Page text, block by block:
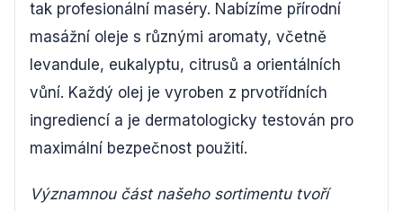
tak profesionální maséry. Nabízíme přírodní
masážní oleje s různými aromaty, včetně
levandule, eukalyptu, citrusů a orientálních
vůní. Každý olej je vyroben z prvotřídních
ingrediencí a je dermatologicky testován pro
maximální bezpečnost použití.
Významnou část našeho sortimentu tvoří